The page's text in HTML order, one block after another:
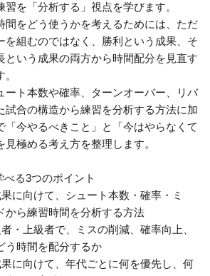
習を「分析する」視点を学びます。
間をどう使うかを考えるためには、ただ
を組むのではなく、勝利という成果、そ
という成果の両方から時間配分を見直す
ート本数や確率、ターンオーバー、リバ
試合の構造から練習を分析する方法に加
「今やるべきこと」と「今はやらなくて
見極める考え方を整理します。
る3つのポイント
に向けて、シュート本数・確率・ミ
から練習時間を分析する方法
・上級者で、ミスの削減、確率向上、
う時間を配分するか
に向けて、年代ごとに何を優先し、何